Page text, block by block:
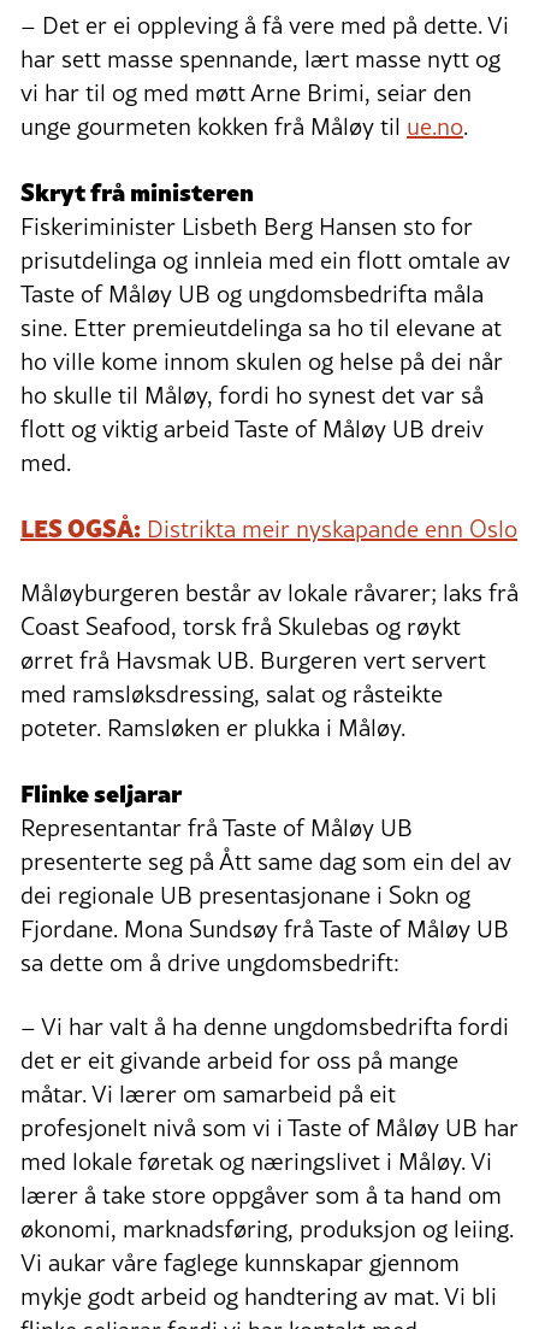
– Det er ei oppleving å få vere med på dette. Vi
har sett masse spennande, lært masse nytt og
vi har til og med møtt Arne Brimi, seiar den
unge gourmeten kokken frå Måløy til ue.no.
Skryt frå ministeren
Fiskeriminister Lisbeth Berg Hansen sto for
prisutdelinga og innleia med ein flott omtale av
Taste of Måløy UB og ungdomsbedrifta måla
sine. Etter premieutdelinga sa ho til elevane at
ho ville kome innom skulen og helse på dei når
ho skulle til Måløy, fordi ho synest det var så
flott og viktig arbeid Taste of Måløy UB dreiv
med.
LES OGSÅ: Distrikta meir nyskapande enn Oslo
Måløyburgeren består av lokale råvarer; laks frå
Coast Seafood, torsk frå Skulebas og røykt
ørret frå Havsmak UB. Burgeren vert servert
med ramsløksdressing, salat og råsteikte
poteter. Ramsløken er plukka i Måløy.
Flinke seljarar
Representantar frå Taste of Måløy UB
presenterte seg på Ått same dag som ein del av
dei regionale UB presentasjonane i Sokn og
Fjordane. Mona Sundsøy frå Taste of Måløy UB
sa dette om å drive ungdomsbedrift:
– Vi har valt å ha denne ungdomsbedrifta fordi
det er eit givande arbeid for oss på mange
måtar. Vi lærer om samarbeid på eit
profesjonelt nivå som vi i Taste of Måløy UB har
med lokale føretak og næringslivet i Måløy. Vi
lærer å take store oppgåver som å ta hand om
økonomi, marknadsføring, produksjon og leiing.
Vi aukar våre faglege kunnskapar gjennom
mykje godt arbeid og handtering av mat. Vi bli